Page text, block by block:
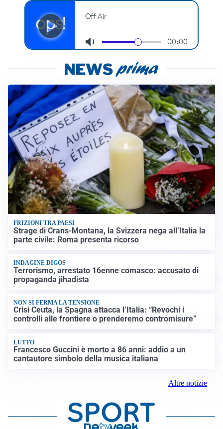
FRIZIONI TRA PAESI
Strage di Crans-Montana, la Svizzera nega all’Italia la
parte civile: Roma presenta ricorso
INDAGINE DIGOS
Terrorismo, arrestato 16enne comasco: accusato di
propaganda jihadista
NON SI FERMA LA TENSIONE
Crisi Ceuta, la Spagna attacca l’Italia: “Revochi i
controlli alle frontiere o prenderemo contromisure”
LUTTO
Francesco Guccini è morto a 86 anni: addio a un
cantautore simbolo della musica italiana
Altre notizie